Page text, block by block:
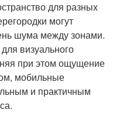
для разных
могут
шума между зонами.
визуального
при этом ощущение
мобильные
и практичным